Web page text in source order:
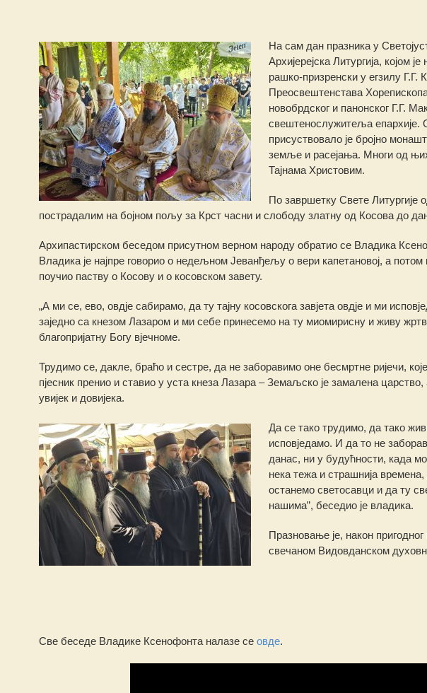
На сам дан празника у
Архијерејска Литургија, којом
рашко-призренски у егзилу
Преосвештенстава
новобрдског и панонског Г.Г.
свештенослужитеља епархије.
присуствовало је бројно
земље и расејања. Многи од
Тајнама Христовим.
По завршетку Свете Литургије
пострадалим на бојном пољу за Крст часни и слободу златну од Косова до
Архипастирском беседом присутном верном народу обратио се Владика
Владика је најпре говорио о недељном Јеванђељу о вери капетановој, а потом
поучио паству о Косову и о косовском завету.
„А ми се, ево, овдје сабирамо, да ту тајну косовскога завјета овдје и ми
заједно са кнезом Лазаром и ми себе принесемо на ту миомирисну и живу
благопријатну Богу вјечноме.
Трудимо се, дакле, браћо и сестре, да не заборавимо оне бесмртне ријечи,
пјесник пренио и ставио у уста кнеза Лазара – Земаљско је замалена царство,
увијек и довијека.
Да се тако трудимо, да тако
исповједамо. И да то не
данас, ни у будућности, када
нека тежа и страшнија
останемо светосавци и да ту
нашима”, беседио је владика.
Празновање је, након
свечаном Видовданском
Све беседе Владике Ксенофонта налазе се овде.